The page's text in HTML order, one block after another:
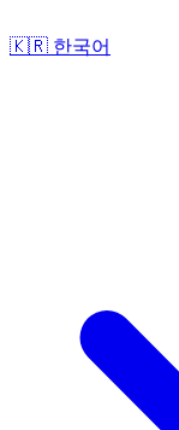
🇰🇷 한국어